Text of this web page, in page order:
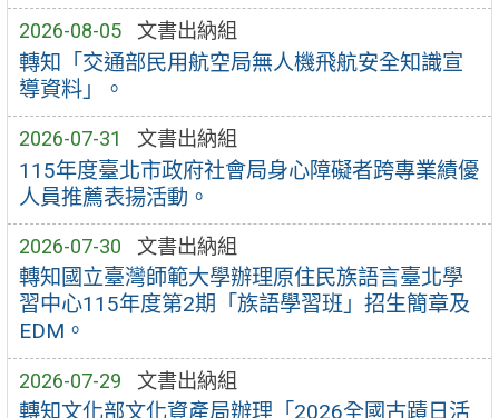
2026-08-05 文書出納組
轉知「交通部民用航空局無人機飛航安全知識宣
導資料」。
2026-07-31 文書出納組
115年度臺北市政府社會局身心障礙者跨專業績優
人員推薦表揚活動。
2026-07-30 文書出納組
轉知國立臺灣師範大學辦理原住民族語言臺北學
習中心115年度第2期「族語學習班」招生簡章及
EDM。
2026-07-29 文書出納組
轉知文化部文化資產局辦理「2026全國古蹟日活